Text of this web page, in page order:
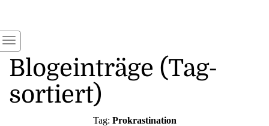
Blogeinträge (Tag-
sortiert)
Tag: Prokrastination